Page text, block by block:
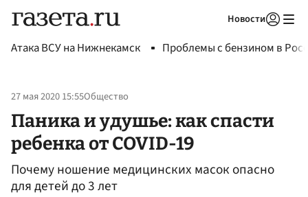
Новости
Атака ВСУ на Нижнекамск Проблемы с бензином в
27 мая 2020 15:55Общество
Паника и удушье: как спасти
ребенка от COVID-19
Почему ношение медицинских масок опасно
для детей до 3 лет